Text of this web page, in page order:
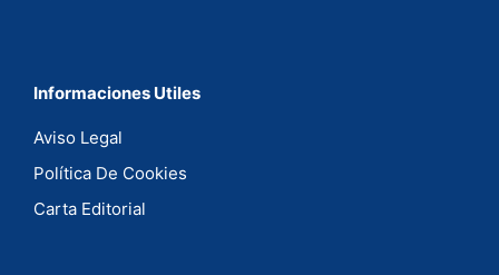
Informaciones Utiles
Aviso Legal
Política De Cookies
Carta Editorial